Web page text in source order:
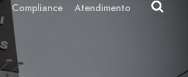
Compliance Atendimento